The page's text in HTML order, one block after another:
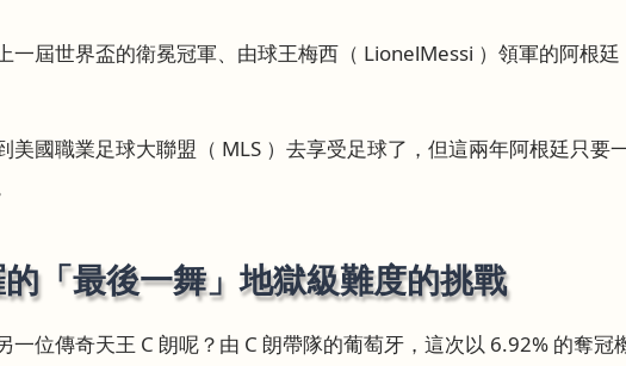
一屆世界盃的衛冕冠軍、由球王梅西（ LionelMessi ）領軍的阿根
國職業足球大聯盟（ MLS ）去享受足球了，但這兩年阿根廷只要
的「最後一舞」地獄級難度的挑戰
位傳奇天王 C 朗呢？由 C 朗帶隊的葡萄牙，這次以 6.92% 的奪冠